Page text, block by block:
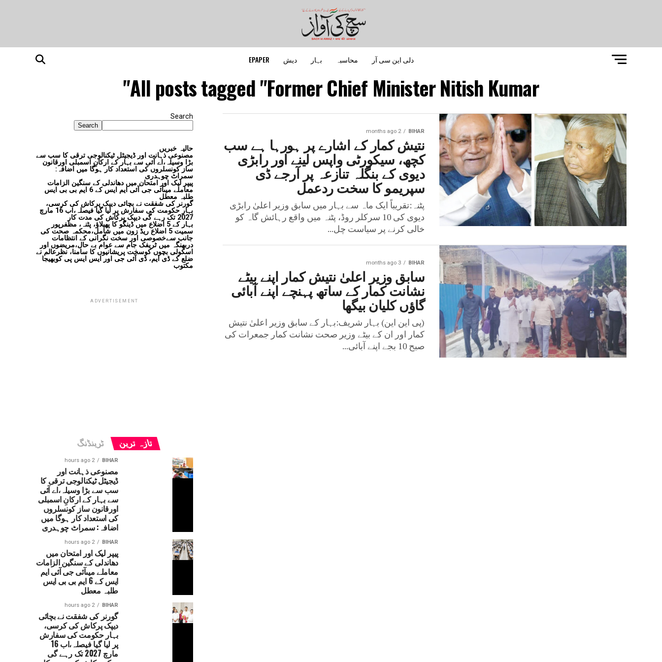
دلی این سی آر محاسبہ بہار دیش EPAPER
All posts tagged "Former Chief Minister Nitish Kumar"
BIHAR
2 months ago
نتیش کمار کے اشارے پر ہورہا ہے سب
کچھ، سیکورٹی واپس لینے اور رابڑی
دیوی کے بنگلہ تنازعہ پر آرجے ڈی
سپریمو کا سخت ردعمل
پٹنہ:تقریباً ایک ماہ سے بہار میں سابق وزیر اعلیٰ رابڑی
دیوی کی 10 سرکلر روڈ، پٹنہ میں واقع رہائش گاہ کو
خالی کرنے پر سیاست چل...
BIHAR
3 months ago
سابق وزیر اعلیٰ نتیش کمار اپنے بیٹے
نشانت کمار کے ساتھ پہنچے اپنے آبائی
گاؤں کلیان بیگھا
(پی این این) بہار شریف:بہار کے سابق وزیر اعلیٰ نتیش
کمار اور ان کے بیٹے وزیر صحت نشانت کمار جمعرات کی
صبح 10 بجے اپنے آبائی...
Search
Search
حالیہ خبریں
مصنوعی ذہانت اور ڈیجیٹل ٹیکنالوجی ترقی کا سب سے
بڑا وسیلہ،اے آئی سے بہار کے ارکانِ اسمبلی اورقانون
ساز کونسلروں کی استعداد کار ہوگا میں اضافہ:
سمراٹ چوہدری
پیپر لیک اور امتحان میں دھاندلی کے سنگین الزامات
معاملے میںآئی جی آئی ایم ایس کے 6 ایم بی بی ایس
طلبہ معطل
گورنر کی شفقت نے بچائی دیپک پرکاش کی کرسی،
بہار حکومت کی سفارش پر لیا گیا فیصلہ،اب 16 مارچ
2027 تک رہے گی دیپک پرکاش کی مدت کار
بہار کے 5 اضلاع میں ڈینگو کا پھیلاؤ، پٹنہ، مظفرپور
سمیت 5 اضلاع ریڈ زون میں شامل،محکمہ صحت کی
جانب سےخصوصی اور سخت نگرانی کے انتظامات
دربھنگہ میں ٹریفک جام سے عوام بے حال،مریضوں اور
اسکولی بچوں کوسخت پریشانیوں کا سامنا، نظرعالم نے
ضلع کے ڈی ایم، ڈی آئی جی اور ایس ایس پی کوبھیجا
مکتوب
ADVERTISEMENT
تازہ ترین ٹرینڈنگ
BIHAR
2 hours ago
مصنوعی ذہانت اور
ڈیجیٹل ٹیکنالوجی ترقی کا
سب سے بڑا وسیلہ،اے آئی
سے بہار کے ارکانِ اسمبلی
اورقانون ساز کونسلروں
کی استعداد کار ہوگا میں
اضافہ: سمراٹ چوہدری
BIHAR
2 hours ago
پیپر لیک اور امتحان میں
دھاندلی کے سنگین الزامات
معاملے میںآئی جی آئی ایم
ایس کے 6 ایم بی بی ایس
طلبہ معطل
BIHAR
2 hours ago
گورنر کی شفقت نے بچائی
دیپک پرکاش کی کرسی،
بہار حکومت کی سفارش
پر لیا گیا فیصلہ،اب 16
مارچ 2027 تک رہے گی